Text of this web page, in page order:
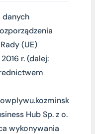
danych
(UE)
r. (dalej:
Hub Sp. z o.
wykonywania